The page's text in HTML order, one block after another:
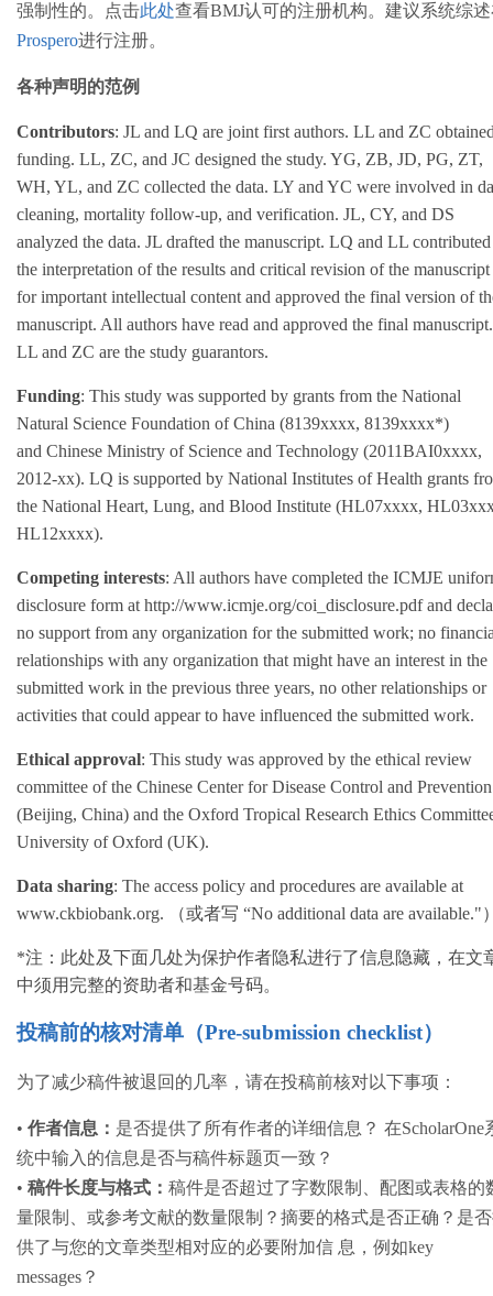
强制性的。点击此处查看BMJ认可的注册机构。建议系统综
Prospero进行注册。
各种声明的范例
Contributors: JL and LQ are joint first authors. LL and ZC
funding. LL, ZC, and JC designed the study. YG, ZB, JD, PG, ZT,
WH, YL, and ZC collected the data. LY and YC were involved in
cleaning, mortality follow-up, and verification. JL, CY, and DS
analyzed the data. JL drafted the manuscript. LQ and LL
the interpretation of the results and critical revision of the manuscript
for important intellectual content and approved the final version of
manuscript. All authors have read and approved the final manuscript.
LL and ZC are the study guarantors.
Funding: This study was supported by grants from the National
Natural Science Foundation of China (8139xxxx, 8139xxxx*)
and Chinese Ministry of Science and Technology (2011BAI0xxxx,
2012-xx). LQ is supported by National Institutes of Health grants
the National Heart, Lung, and Blood Institute (HL07xxxx,
HL12xxxx).
Competing interests: All authors have completed the ICMJE
disclosure form at http://www.icmje.org/coi_disclosure.pdf and
no support from any organization for the submitted work; no
relationships with any organization that might have an interest in the
submitted work in the previous three years, no other relationships or
activities that could appear to have influenced the submitted work.
Ethical approval: This study was approved by the ethical review
committee of the Chinese Center for Disease Control and Prevention
(Beijing, China) and the Oxford Tropical Research Ethics
University of Oxford (UK).
Data sharing: The access policy and procedures are available at
www.ckbiobank.org. （或者写 “No additional data are available."
*注：此处及下面几处为保护作者隐私进行了信息隐藏，在文
中须用完整的资助者和基金号码。
投稿前的核对清单（Pre-submission checklist）
为了减少稿件被退回的几率，请在投稿前核对以下事项：
• 作者信息： 是否提供了所有作者的详细信息？ 在ScholarOne
统中输入的信息是否与稿件标题页一致？
• 稿件长度与格式： 稿件是否超过了字数限制、配图或表格的
量限制、或参考文献的数量限制？摘要的格式是否正确？是
供了与您的文章类型相对应的必要附加信 息，例如key
messages？